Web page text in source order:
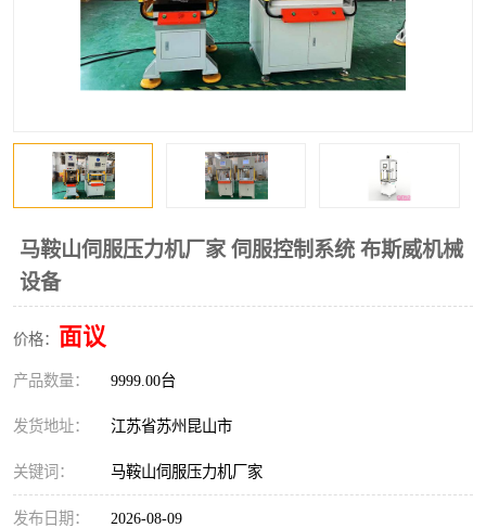
马鞍山伺服压力机厂家 伺服控制系统 布斯威机械
设备
价格： 面议
产品数量： 9999.00台
发货地址： 江苏省苏州昆山市
关键词： 马鞍山伺服压力机厂家
发布日期： 2026-08-09